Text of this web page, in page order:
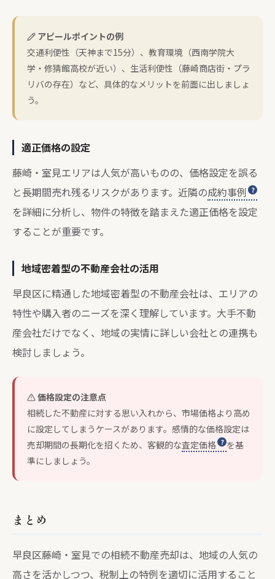
アピールポイントの例
交通利便性（天神まで15分）、教育環境（西南学院大
学・修猜館高校が近い）、生活利便性（藤崎商店街・プラ
リバの存在）など、具体的なメリットを前面に出しましょ
う。
適正価格の設定
藤崎・室見エリアは人気が高いものの、価格設定を誤る
と長期間売れ残るリスクがあります。近隣の成約事例
を詳細に分析し、物件の特徴を踏まえた適正価格を設定
することが重要です。
地域密着型の不動産会社の活用
早良区に精通した地域密着型の不動産会社は、エリアの
特性や購入者のニーズを深く理解しています。大手不動
産会社だけでなく、地域の実情に詳しい会社との連携も
検討しましょう。
価格設定の注意点
相続した不動産に対する思い入れから、市場価格より高め
に設定してしまうケースがあります。感情的な価格設定は
売却期間の長期化を招くため、客観的な査定価格
を基
準にしましょう。
まとめ
早良区藤崎・室見での相続不動産売却は、地域の人気の
高さを活かしつつ、税制上の特例を適切に活用すること